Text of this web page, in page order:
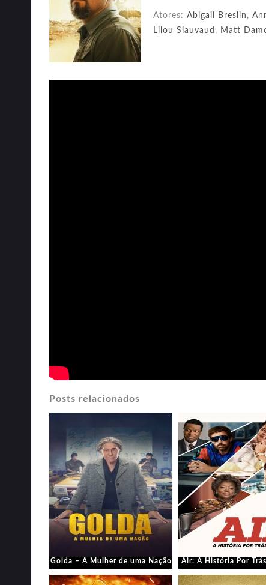
Atores: Abigail Breslin ,
Lilou Siauvaud , Matt
Posts relacionados
Golda – A Mulher de uma Nação Air: A História Por